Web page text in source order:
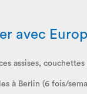
avec
assises,
à Berlin (6 fois/